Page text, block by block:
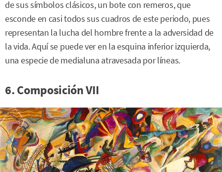
de sus símbolos clásicos, un bote con remeros, que
esconde en casi todos sus cuadros de este periodo, pues
representan la lucha del hombre frente a la adversidad de
la vida. Aquí se puede ver en la esquina inferior izquierda,
una especie de medialuna atravesada por líneas.
6. Composición VII